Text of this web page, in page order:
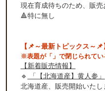
現在育成待ちのため、販売
🔺特に無し
【📌～最新トピックス～📌
※表題が「」で閉じられて
【新着販売情報】
🔹
「【北海道産】黄人参」
北海道産、販売開始いたし